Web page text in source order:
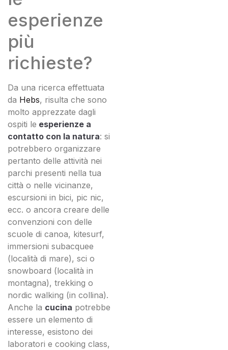
esperienze
più
richieste?
Da una ricerca effettuata
da Hebs, risulta che sono
molto apprezzate dagli
ospiti le esperienze a
contatto con la natura: si
potrebbero organizzare
pertanto delle attività nei
parchi presenti nella tua
città o nelle vicinanze,
escursioni in bici, pic nic,
ecc. o ancora creare delle
convenzioni con delle
scuole di canoa, kitesurf,
immersioni subacquee
(località di mare), sci o
snowboard (località in
montagna), trekking o
nordic walking (in collina).
Anche la cucina potrebbe
essere un elemento di
interesse, esistono dei
laboratori e cooking class,